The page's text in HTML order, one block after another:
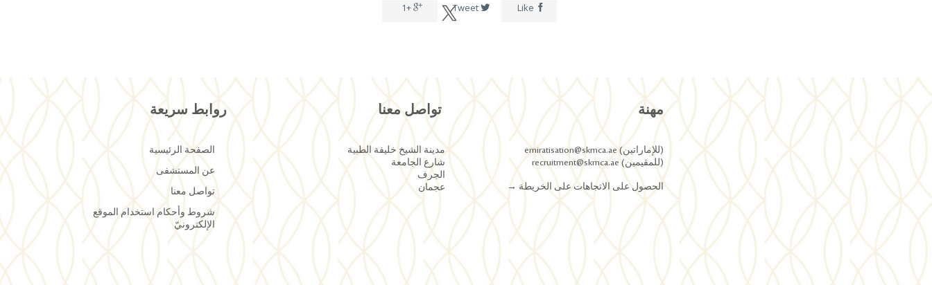

Like

Tweet

+1
روابط سريعة
الصفحة الرئيسية
عن المستشفى
تواصل معنا
شروط وأحكام استخدام الموقع
الإلكترونيّ
تواصل معنا
مدينة الشيخ خليفة الطبية
شارع الجامعة
الجرف
عجمان
مهنة
(للإماراتين) emiratisation@skmca.ae
(للمقيمين) recruitment@skmca.ae
الحصول على الاتجاهات على الخريطة →